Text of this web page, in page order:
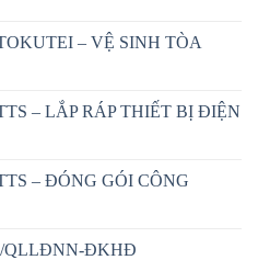
– VỆ SINH TÒA
– LẮP RÁP THIẾT BỊ ĐIỆN
– ĐÓNG GÓI CÔNG
QLLĐNN-ĐKHĐ